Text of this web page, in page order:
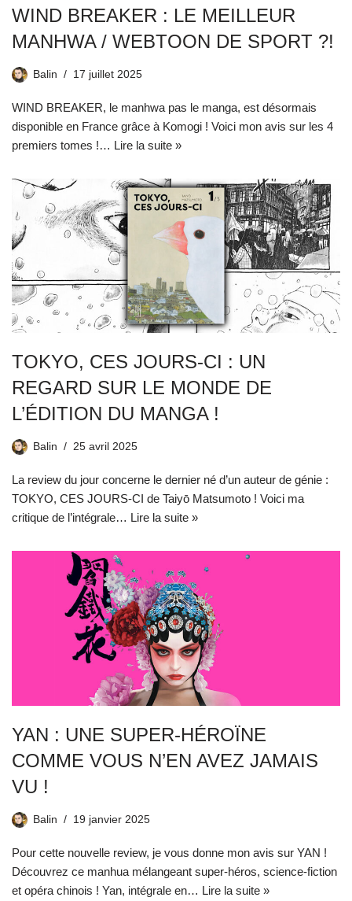
WIND BREAKER : LE MEILLEUR
MANHWA / WEBTOON DE SPORT ?!
Balin 17 juillet 2025
WIND BREAKER, le manhwa pas le manga, est désormais
disponible en France grâce à Komogi ! Voici mon avis sur les 4
premiers tomes !… Lire la suite »
TOKYO, CES JOURS-CI : UN
REGARD SUR LE MONDE DE
L’ÉDITION DU MANGA !
Balin 25 avril 2025
La review du jour concerne le dernier né d’un auteur de génie :
TOKYO, CES JOURS-CI de Taiyō Matsumoto ! Voici ma
critique de l’intégrale… Lire la suite »
YAN : UNE SUPER-HÉROÏNE
COMME VOUS N’EN AVEZ JAMAIS
VU !
Balin 19 janvier 2025
Pour cette nouvelle review, je vous donne mon avis sur YAN !
Découvrez ce manhua mélangeant super-héros, science-fiction
et opéra chinois ! Yan, intégrale en… Lire la suite »